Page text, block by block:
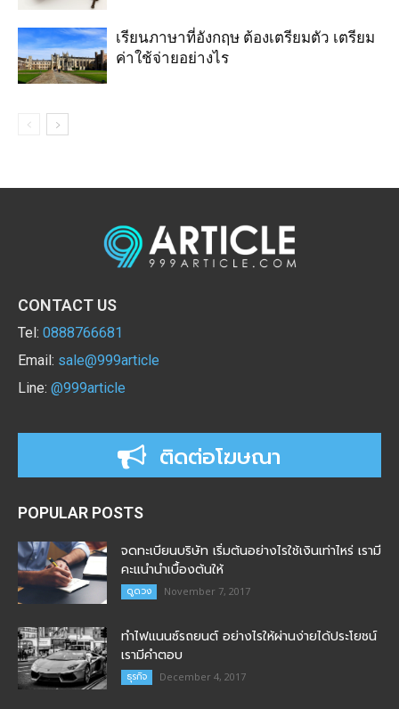
เรียนภาษาที่อังกฤษ ต้องเตรียมตัว เตรียม
ค่าใช้จ่ายอย่างไร
CONTACT US
Tel: 0888766681
Email: sale@999article
Line: @999article
ติดต่อโฆษณา
POPULAR POSTS
จดทะเบียนบริษัท เริ่มต้นอย่างไรใช้เงินเท่าไหร่ เรามี
คะแนำนำเบื้องต้นให้
ดูดวง November 7, 2017
ทำไฟแนนซ์รถยนต์ อย่างไรให้ผ่านง่ายได้ประโยชน์
เรามีคำตอบ
ธุรกิจ December 4, 2017